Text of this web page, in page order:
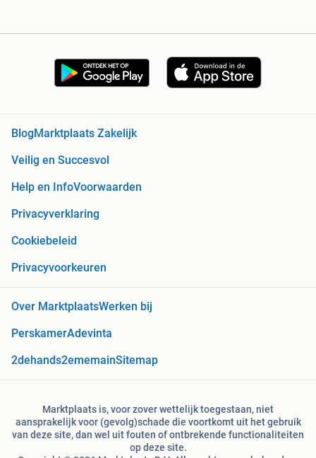
Blog Marktplaats Zakelijk
Veilig en Succesvol
Help en InfoVoorwaarden
Privacyverklaring
Cookiebeleid
Privacyvoorkeuren
Over MarktplaatsWerken bij
PerskamerAdevinta
2dehands2ememainSitemap
Marktplaats is, voor zover wettelijk toegestaan, niet
aansprakelijk voor (gevolg)schade die voortkomt uit het gebruik
van deze site, dan wel uit fouten of ontbrekende functionaliteiten
op deze site.